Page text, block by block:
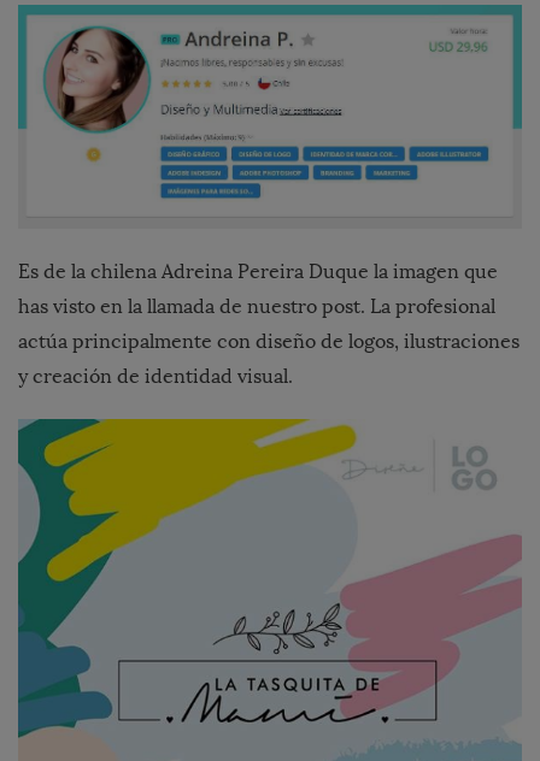
Es de la chilena Adreina Pereira Duque la imagen que
has visto en la llamada de nuestro post. La profesional
actúa principalmente con diseño de logos, ilustraciones
y creación de identidad visual.